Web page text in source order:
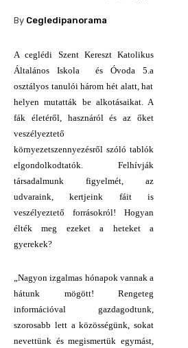
By Cegledipanorama
A ceglédi Szent Kereszt Katolikus
Általános Iskola
és Óvoda 5.a
osztályos tanulói három hét alatt, hat
helyen mutatták be alkotásaikat. A
fák életéről, hasznáról és az őket
veszélyeztető
környezetszennyezésről szóló tablók
elgondolkodtatók. Felhívják
társadalmunk figyelmét, az
udvaraink, kertjeink fáit is
veszélyeztető forrásokról! Hogyan
élték meg ezeket a heteket a
gyerekek?
„Nagyon izgalmas hónapok vannak a
hátunk mögött! Rengeteg
információval gazdagodtunk,
szorosabb lett a közösségünk, sokat
nevettünk és megismertük egymást,